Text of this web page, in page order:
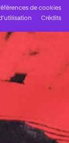
de cookies
Crédits